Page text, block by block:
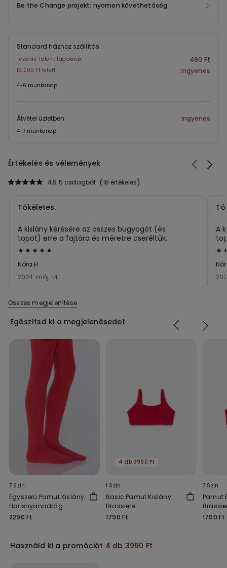
Be the Change projekt: nyomon követhetőség
Standard házhoz szállítás
Tezenis Talent tagoknak 490 Ft
15.000 Ft felett Ingyenes
4-6 munkanap
Átvétel üzletben Ingyenes
4-7 munkanap
Értékelés és vélemények
18 értékelés
4,9 5 csillagból
Értékelés:
5/5
2024. máj. 14.
Nóra H
Tökéletes.
A kislány kérésére az összes bugyogót (és
topot) erre a fajtára és méretre cseréltük.
Soha többet nem akar másfélét.
5/5
A
Összes megjelenítése
Egészítsd ki a megjelenésedet
7 Szín
Egyszerű Pamut Kislány
Harisnyanadrág
2290 Ft
4 db 3990 Ft
1 Szín
Basic Pamut Kislány
Brassiere
1790 Ft
7 Szín
Pamut
1790 Ft
Használd ki a promóciót 4 db 3990 Ft